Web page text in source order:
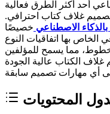
أحد أكثر الطرق فعالية
غلاف كتاب احترافي.
الاصطناعي خصيصًا
الخاص بها اتفاقيات النوع
مما يسمح للمؤلفين
الكتاب عالية الجودة
المحتويات